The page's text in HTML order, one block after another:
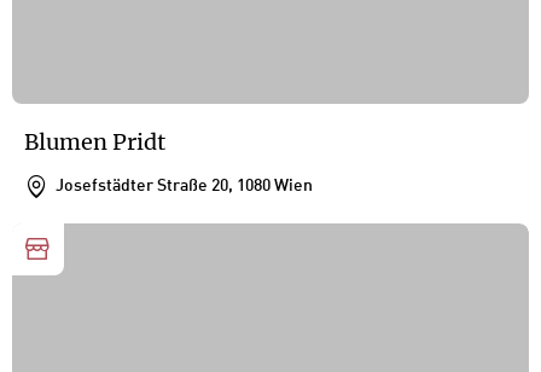
Blumen Pridt
Josefstädter Straße 20, 1080 Wien